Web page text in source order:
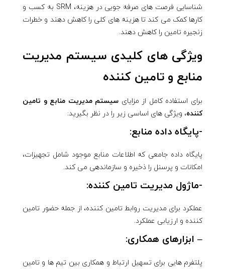
شناسایی فرصت های صرفه جویی در هزینه، SRM به کسب و
کارها کمک می کند تا هزینه های کلی را کاهش دهند و خطرات
زنجیره تامین را کاهش دهند.
ویژگی های کلیدی سیستم مدیریت
منابع و تامین کننده
برای استفاده کامل از مزایای سیستم مدیریت منابع و تامین
کننده، ویژگی های اساسی زیر را در نظر بگیرید:
-پایگاه داده منابع:
پایگاه داده جامعی که اطلاعات منابع موجود شامل تجهیزات،
امکانات و پرسنل را ذخیره و سازماندهی می کند.
-ماژول مدیریت تامین کننده:
عملکرد برای مدیریت روابط تامین کننده، از جمله حضور تامین
کننده و ارزیابی عملکرد.
– ابزارهای همکاری:
پلتفرم هایی برای تسهیل ارتباط و همکاری بین تیم ها و تامین